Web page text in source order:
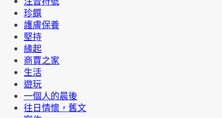
珍饌
護膚保養
堅持
緣起
商賈之家
生活
遊玩
一個人的晨後
往日情懷，舊文